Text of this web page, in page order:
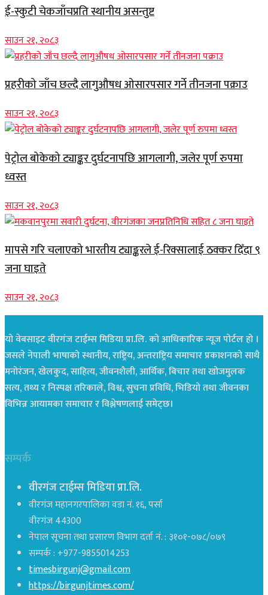
ई-स्कुटी चेकजाँचप्रति स्थानीय असन्तुष्ट
साउन २१, २०८३
प्रहरीको जाँच छल्दै लागुऔषध ओसारपसार गर्ने तीनजना पक्राउ
साउन २१, २०८३
पेट्रोल बोकेको ट्याङ्कर दुर्घटनापछि आगलागी, जलेर पूर्ण रुपमा
ध्वस्त
साउन २१, २०८३
मापसे गरि चलाएको भारतीय ट्याङ्करले ई-रिक्सालाई ठक्कर दिँदा ९
जना घाइते
साउन २१, २०८३
यो वेबसाइट वीरगंज टाईम्स मिडिया प्रा.लि. को आधिकारिक न्यूज पोर्टल हो ।
जसले नेपाली भाषाको स्थानीय, राष्ट्रिय, अन्तराष्ट्रिय समाचार प्रकाशनको साथै
मनोरंजन, खेलकुद, साहित्य, जीवनशैली, आर्थिक, बिचार तथा खोजमुलक
सत्य, तथ्य र निस्पक्ष तरिकाले, विश्व, सुचना प्रविधि, भिडियो तथा जीवनका
विभिन्न आयामका समाचार र विश्लेषणलाई समेट्छ।
सम्पर्क
वीरगंज टाईम्स मिडिया प्रा.लि.
वीरगंज महानगरपालिका वडा नं. १६, पर्सा
वीरगंज 44300
नेपाल सूचना तथा प्रसारण विभाग दर्ता नं. : ३१०१-०७८/०७९
सम्पर्क : +977-9855014253
timesbirgunj@gmail.com
https://birgunjtimes.com/